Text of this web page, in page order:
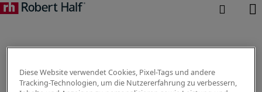
Diese Website verwendet Cookies, Pixel-Tags und andere
Tracking-Technologien, um die Nutzererfahrung zu verbessern,